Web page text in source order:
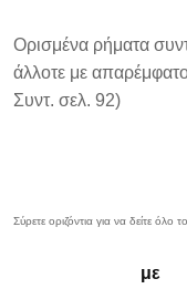
Ορισμένα ρήματα
άλλοτε με
Συντ. σελ. 92)
με